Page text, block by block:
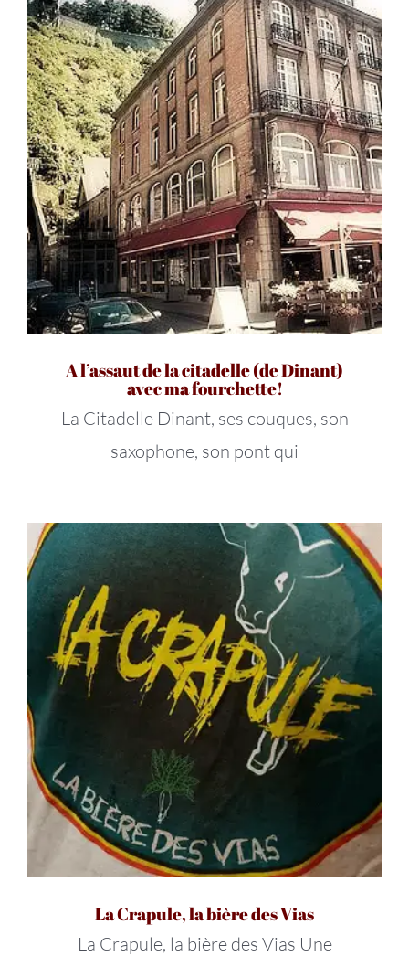
A l’assaut de la citadelle (de Dinant)
avec ma fourchette!
La Citadelle Dinant, ses couques, son
saxophone, son pont qui
La Crapule, la bière des Vias
La Crapule, la bière des Vias Une